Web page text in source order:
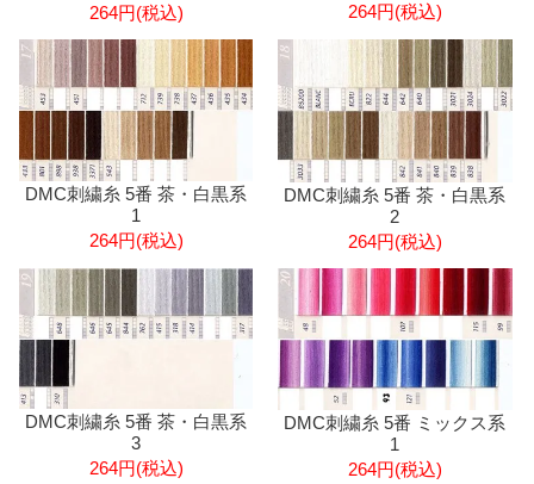
264円(税込)
264円(税込)
DMC刺繍糸 5番 茶・白黒系
1
264円(税込)
DMC刺繍糸 5番 茶・白黒系
2
264円(税込)
DMC刺繍糸 5番 茶・白黒系
3
264円(税込)
DMC刺繍糸 5番 ミックス系
1
264円(税込)